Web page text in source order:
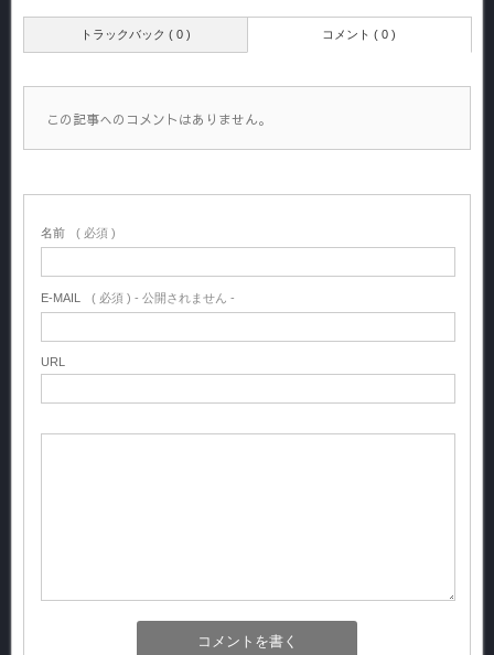
トラックバック ( 0 ) コメント ( 0 )
この記事へのコメントはありません。
名前 ( 必須 )
E-MAIL ( 必須 ) - 公開されません -
URL